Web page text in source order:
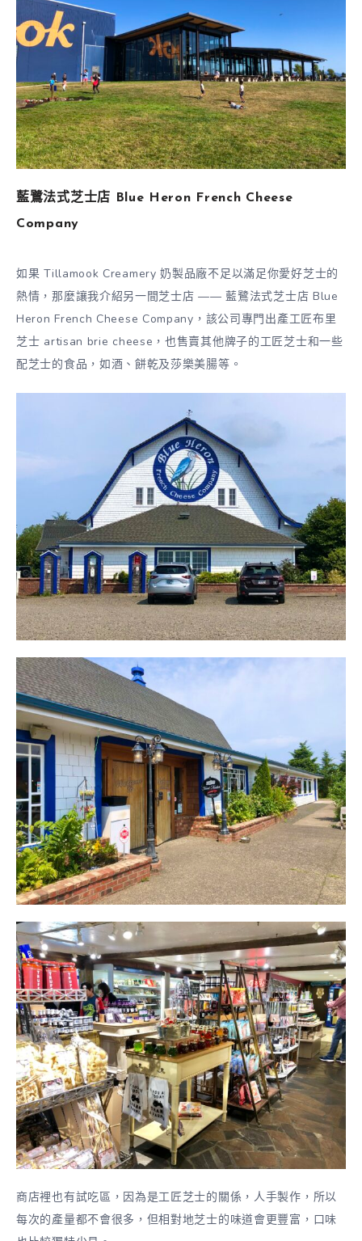
藍鷺法式芝士店 Blue Heron French Cheese
Company
如果 Tillamook Creamery 奶製品廠不足以滿足你愛好芝士的
熱情，那麼讓我介紹另一間芝士店 —— 藍鷺法式芝士店 Blue
Heron French Cheese Company，該公司專門出產工匠布里
芝士 artisan brie cheese，也售賣其他牌子的工匠芝士和一些
配芝士的食品，如酒、餅乾及莎樂美腸等。
商店裡也有試吃區，因為是工匠芝士的關係，人手製作，所以
每次的產量都不會很多，但相對地芝士的味道會更豐富，口味